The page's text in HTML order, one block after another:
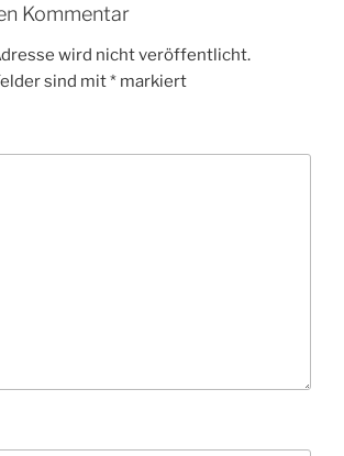
Kommentar
wird nicht veröffentlicht.
sind mit* markiert